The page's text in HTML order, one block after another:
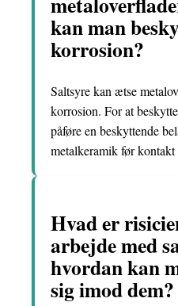
kan man
korrosion?
Saltsyre kan ætse
korrosion. For at
påføre en beskyttende
metalkeramik før kontakt
Hvad er
arbejde med
hvordan kan
sig imod dem?